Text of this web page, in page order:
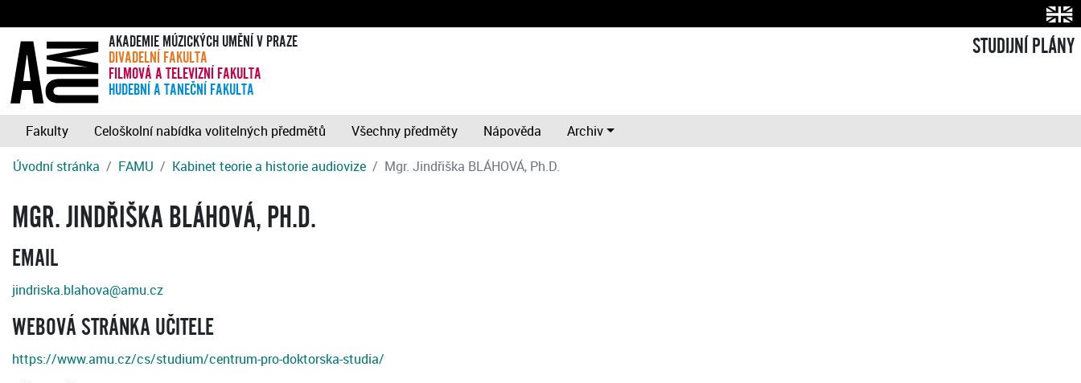
AKADEMIE MÚZICKÝCH UMĚNÍ V PRAZE
DIVADELNÍ FAKULTA
FILMOVÁ A TELEVIZNÍ FAKULTA
HUDEBNÍ A TANEČNÍ FAKULTA
STUDIJNÍ PLÁNY
Fakulty Celoškolní nabídka volitelných předmětů Všechny předměty Nápověda
Archiv
Úvodní stránka
FAMU Kabinet teorie a historie audiovize Mgr. Jindřiška BLÁHOVÁ, Ph.D.
MGR. JINDŘIŠKA BLÁHOVÁ, PH.D.
EMAIL
jindriska.blahova@amu.cz
WEBOVÁ STRÁNKA UČITELE
https://www.amu.cz/cs/studium/centrum-pro-doktorska-studia/